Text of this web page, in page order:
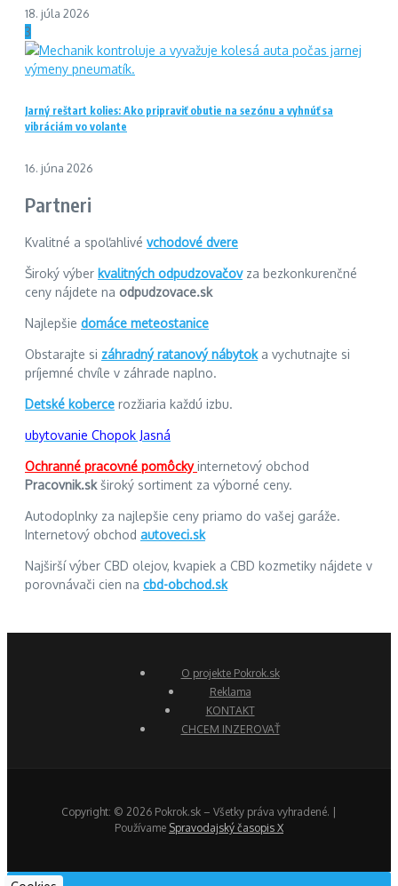
18. júla 2026
3
Jarný reštart kolies: Ako pripraviť obutie na sezónu a vyhnúť sa
vibráciám vo volante
16. júna 2026
Partneri
Kvalitné a spoľahlivé vchodové dvere
Široký výber kvalitných odpudzovačovza bezkonkurenčné
ceny nájdete na odpudzovace.sk
Najlepšie domáce meteostanice
Obstarajte si záhradný ratanový nábytoka vychutnajte si
príjemné chvíle v záhrade naplno.
Detské koberce rozžiaria každú izbu.
ubytovanie Chopok Jasná
Ochranné pracovné pomôckyinternetový obchod
Pracovnik.skširoký sortiment za výborné ceny.
Autodoplnky za najlepšie ceny priamo do vašej garáže.
Internetový obchod autoveci.sk
Najširší výber CBD olejov, kvapiek a CBD kozmetiky nájdete v
porovnávači cien na cbd-obchod.sk
O projekte Pokrok.sk
Reklama
KONTAKT
CHCEM INZEROVAŤ
Copyright: © 2026 Pokrok.sk – Všetky práva vyhradené. |
Používame Spravodajský časopis X